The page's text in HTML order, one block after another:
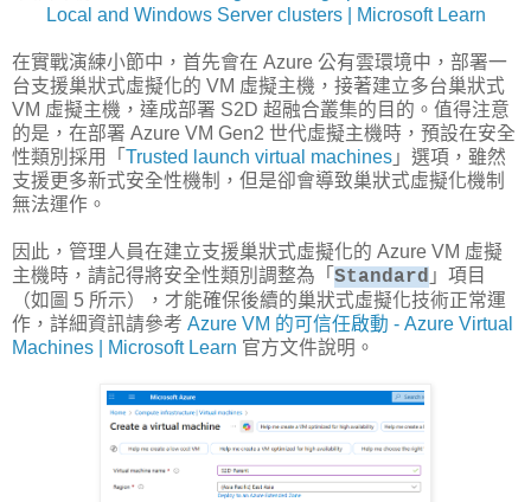
Local and Windows Server clusters | Microsoft Learn
在實戰演練小節中，首先會在 Azure 公有雲環境中，部署一
台支援巢狀式虛擬化的 VM 虛擬主機，接著建立多台巢狀式
VM 虛擬主機，達成部署 S2D 超融合叢集的目的。值得注意
的是，在部署 Azure VM Gen2 世代虛擬主機時，預設在安全
性類別採用「 Trusted launch virtual machines 」選項，雖然
支援更多新式安全性機制，但是卻會導致巢狀式虛擬化機制
無法運作。
因此，管理人員在建立支援巢狀式虛擬化的 Azure VM 虛擬
主機時，請記得將安全性類別調整為「 Standard 」項目
（如圖 5 所示），才能確保後續的巢狀式虛擬化技術正常運
作，詳細資訊請參考 Azure VM 的可信任啟動 - Azure Virtual
Machines | Microsoft Learn 官方文件說明。